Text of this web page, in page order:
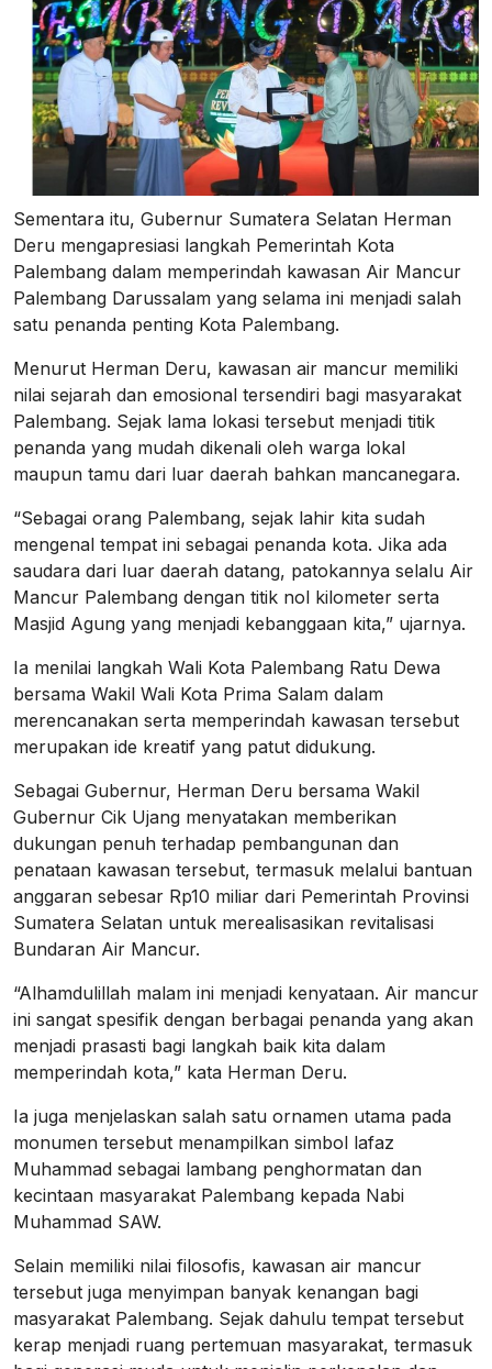
Sementara itu, Gubernur Sumatera Selatan Herman
Deru mengapresiasi langkah Pemerintah Kota
Palembang dalam memperindah kawasan Air Mancur
Palembang Darussalam yang selama ini menjadi salah
satu penanda penting Kota Palembang.
Menurut Herman Deru, kawasan air mancur memiliki
nilai sejarah dan emosional tersendiri bagi masyarakat
Palembang. Sejak lama lokasi tersebut menjadi titik
penanda yang mudah dikenali oleh warga lokal
maupun tamu dari luar daerah bahkan mancanegara.
“Sebagai orang Palembang, sejak lahir kita sudah
mengenal tempat ini sebagai penanda kota. Jika ada
saudara dari luar daerah datang, patokannya selalu Air
Mancur Palembang dengan titik nol kilometer serta
Masjid Agung yang menjadi kebanggaan kita,” ujarnya.
Ia menilai langkah Wali Kota Palembang Ratu Dewa
bersama Wakil Wali Kota Prima Salam dalam
merencanakan serta memperindah kawasan tersebut
merupakan ide kreatif yang patut didukung.
Sebagai Gubernur, Herman Deru bersama Wakil
Gubernur Cik Ujang menyatakan memberikan
dukungan penuh terhadap pembangunan dan
penataan kawasan tersebut, termasuk melalui bantuan
anggaran sebesar Rp10 miliar dari Pemerintah Provinsi
Sumatera Selatan untuk merealisasikan revitalisasi
Bundaran Air Mancur.
“Alhamdulillah malam ini menjadi kenyataan. Air mancur
ini sangat spesifik dengan berbagai penanda yang akan
menjadi prasasti bagi langkah baik kita dalam
memperindah kota,” kata Herman Deru.
Ia juga menjelaskan salah satu ornamen utama pada
monumen tersebut menampilkan simbol lafaz
Muhammad sebagai lambang penghormatan dan
kecintaan masyarakat Palembang kepada Nabi
Muhammad SAW.
Selain memiliki nilai filosofis, kawasan air mancur
tersebut juga menyimpan banyak kenangan bagi
masyarakat Palembang. Sejak dahulu tempat tersebut
kerap menjadi ruang pertemuan masyarakat, termasuk